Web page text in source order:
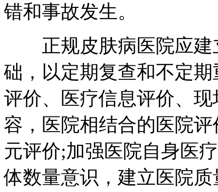
错和事故发生。
正规皮肤病医院应建
础，以定期复查和不定
评价、医疗信息评价、
容，医院相结合的医院
元评价;加强医院自身医
体数量意识，建立医院